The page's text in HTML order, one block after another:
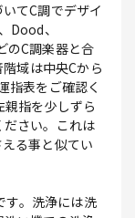
てC調でデザイ
Dood、
のC調楽器と合
域は中央Cから
指表をご確認く
指を少しずら
さい。これは
る事と似てい
す。洗浄には洗